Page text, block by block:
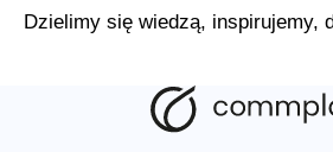
Dzielimy się wiedzą, inspirujemy,